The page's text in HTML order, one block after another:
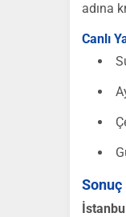
adına
Canlı
Sonuç